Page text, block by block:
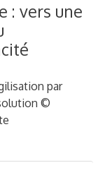
: vers une
par
©